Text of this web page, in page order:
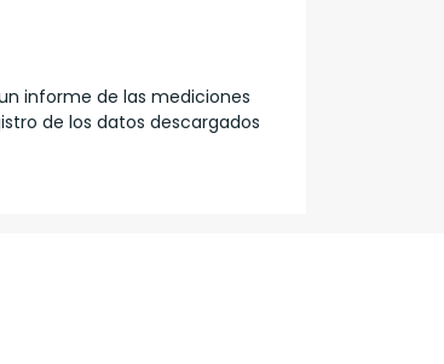
informe de las mediciones
de los datos descargados